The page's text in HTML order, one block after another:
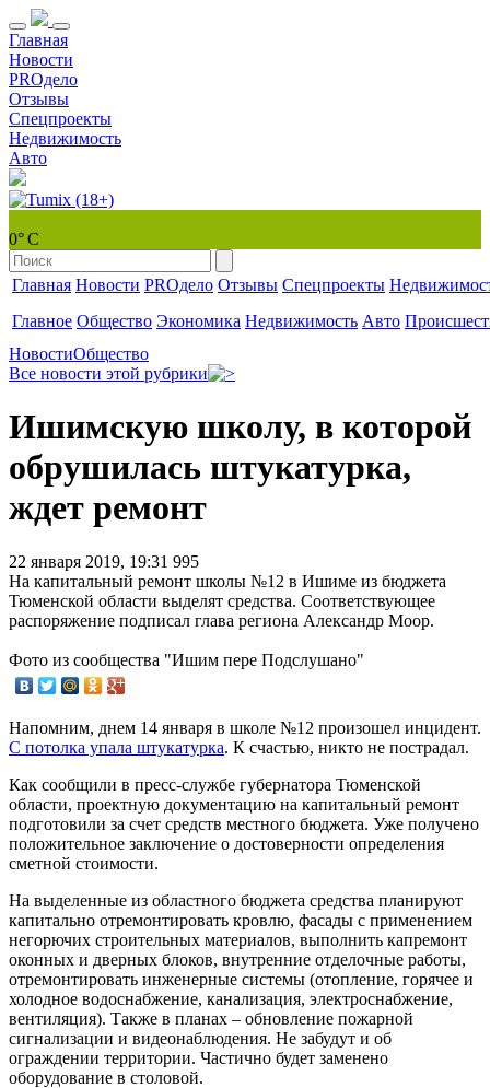
Главная
Новости
PROдело
Отзывы
Спецпроекты
Недвижимость
Авто
0° С
Главная Новости PROдело Отзывы Спецпроекты
Главное Общество Экономика Недвижимость Авто
НовостиОбщество
Все новости этой рубрики
Ишимскую школу, в которой
обрушилась штукатурка,
ждет ремонт
22 января 2019, 19:31 995
На капитальный ремонт школы №12 в Ишиме из бюджета
Тюменской области выделят средства. Соответствующее
распоряжение подписал глава региона Александр Моор.
Фото из сообщества "Ишим пере Подслушано"
Напомним, днем 14 января в школе №12 произошел инцидент.
С потолка упала штукатурка. К счастью, никто не пострадал.
Как сообщили в пресс-службе губернатора Тюменской
области, проектную документацию на капитальный ремонт
подготовили за счет средств местного бюджета. Уже получено
положительное заключение о достоверности определения
сметной стоимости.
На выделенные из областного бюджета средства планируют
капитально отремонтировать кровлю, фасады с применением
негорючих строительных материалов, выполнить капремонт
оконных и дверных блоков, внутренние отделочные работы,
отремонтировать инженерные системы (отопление, горячее и
холодное водоснабжение, канализация, электроснабжение,
вентиляция). Также в планах – обновление пожарной
сигнализации и видеонаблюдения. Не забудут и об
ограждении территории. Частично будет заменено
оборудование в столовой.